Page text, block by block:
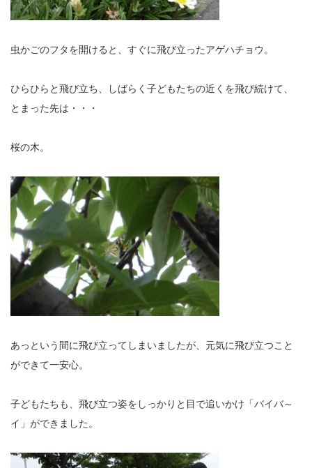
虫かごのフタを開けると、すぐに飛び立ったアゲハチョウ。
ひらひらと飛び立ち、しばらく子どもたちの近くを飛び続けて、
とまった先は・・・
桜の木。
あっという間に飛び立ってしまいましたが、元気に飛び立つこと
ができて一安心。
子どもたちも、飛び立つ姿をしっかりと目で追いかけ「バイバ～
イ」ができました。